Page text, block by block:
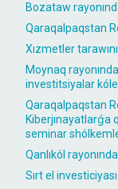
Bozataw
Qaraqalpaqstan
Xızmetler
Moynaq
investitsiyalar
Qaraqalpaqstan
Kiberjınayatlarǵa
seminar
Qanlıkól
Sırt el